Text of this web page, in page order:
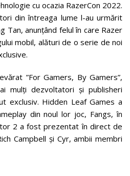
cu ocazia RazerCon 2022.
din întreaga lume l-au urmărit
Tan, anunțând felul în care Razer
mobil, alături de o serie de noi
”For Gamers, By Gamers”,
mulți dezvoltatori și publisheri
exclusiv. Hidden Leaf Games a
din noul lor joc, Fangs, în
2 a fost prezentat în direct de
Campbell și Cyr, ambii membri